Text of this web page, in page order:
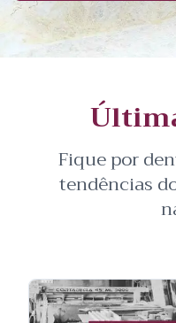
Fique por
tendências